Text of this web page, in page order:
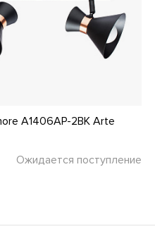
A1406AP-2BK Arte
Ожидается поступление